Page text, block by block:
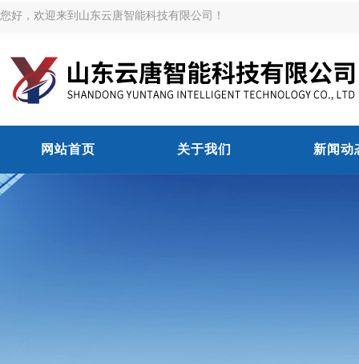
您好，欢迎来到山东云唐智能科技有限公司！
网站首页 关于我们 新闻动